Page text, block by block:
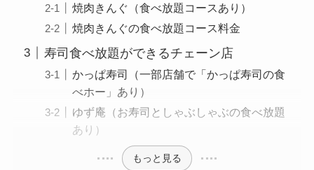
焼肉きんぐ（食べ放題コースあり）
焼肉きんぐの食べ放題コース料金
寿司食べ放題ができるチェーン店
かっぱ寿司（一部店舗で「かっぱ寿司の食
べホー」あり）
ゆず庵（お寿司としゃぶしゃぶの食べ放題
あり）
もっと見る